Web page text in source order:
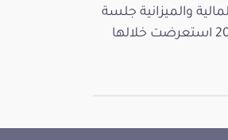
المالية والميزانية جلسة
يوم الاربعاء 29 نوفمبر 2023 استعرضت خلالها